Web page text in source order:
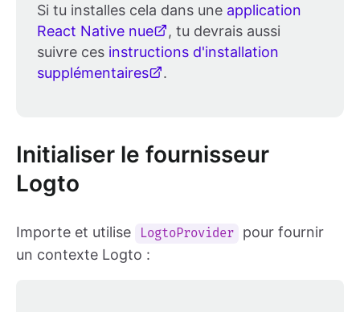
Si tu installes cela dans une application
React Native nue
, tu devrais aussi
suivre ces instructions d'installation
supplémentaires
.
Initialiser le fournisseur
Logto
Importe et utilise LogtoProvider
pour fournir
un contexte Logto :